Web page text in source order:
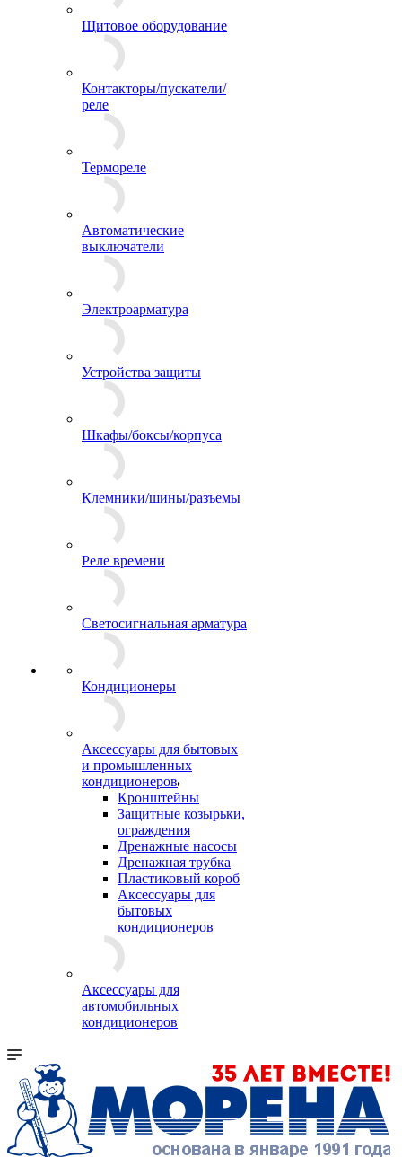
Щитовое оборудование
Контакторы/пускатели/
реле
Термореле
Автоматические
выключатели
Электроарматура
Устройства защиты
Шкафы/боксы/корпуса
Клемники/шины/разъемы
Реле времени
Светосигнальная арматура
Кондиционеры
Аксессуары для бытовых
и промышленных
кондиционеров
Кронштейны
Защитные козырьки,
ограждения
Дренажные насосы
Дренажная трубка
Пластиковый короб
Аксессуары для
бытовых
кондиционеров
Аксессуары для
автомобильных
кондиционеров